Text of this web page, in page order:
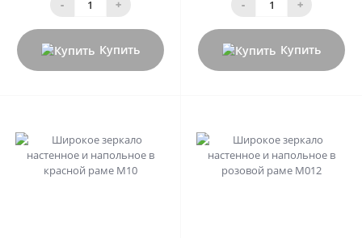
- +
Купить
- +
Купить